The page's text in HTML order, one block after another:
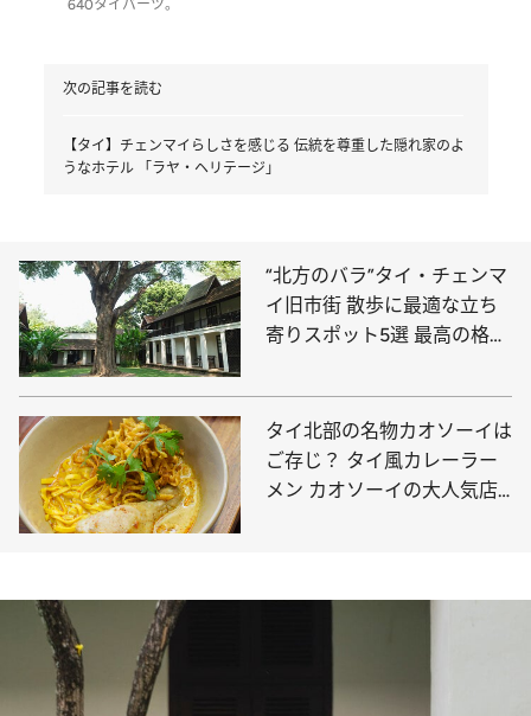
640タイバーツ。
次の記事を読む
【タイ】チェンマイらしさを感じる 伝統を尊重した隠れ家のよ
うなホテル 「ラヤ・ヘリテージ」
“北方のバラ”タイ・チェンマ
イ旧市街 散歩に最適な立ち
寄りスポット5選 最高の格式
タイ北部の名物カオソーイは
ご存じ？ タイ風カレーラー
メン カオソーイの大人気店